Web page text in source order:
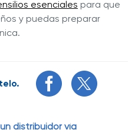
esenciales para que
y puedas preparar
distribuidor vía